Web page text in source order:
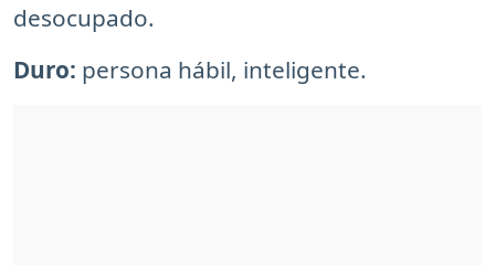
desocupado.
Duro: persona hábil, inteligente.